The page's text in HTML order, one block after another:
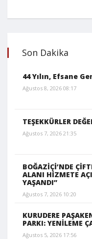
Son Dakika
44 Yılın, Efsane
Ağustos 8, 2026 08:17
TEŞEKKÜRLER
Ağustos 7, 2026 21:35
BOĞAZİÇİ’NDE
ALANI HİZMETE
YAŞANDI”
Ağustos 7, 2026 10:20
KURUDERE
PARKI: YENİLEME
Ağustos 5, 2026 17:56